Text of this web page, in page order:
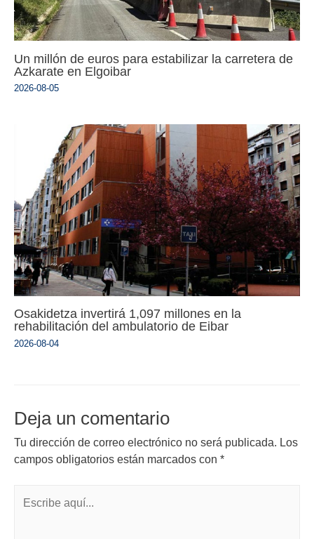
Un millón de euros para estabilizar la carretera de
Azkarate en Elgoibar
2026-08-05
Osakidetza invertirá 1,097 millones en la
rehabilitación del ambulatorio de Eibar
2026-08-04
Deja un comentario
Tu dirección de correo electrónico no será publicada. Los
campos obligatorios están marcados con *